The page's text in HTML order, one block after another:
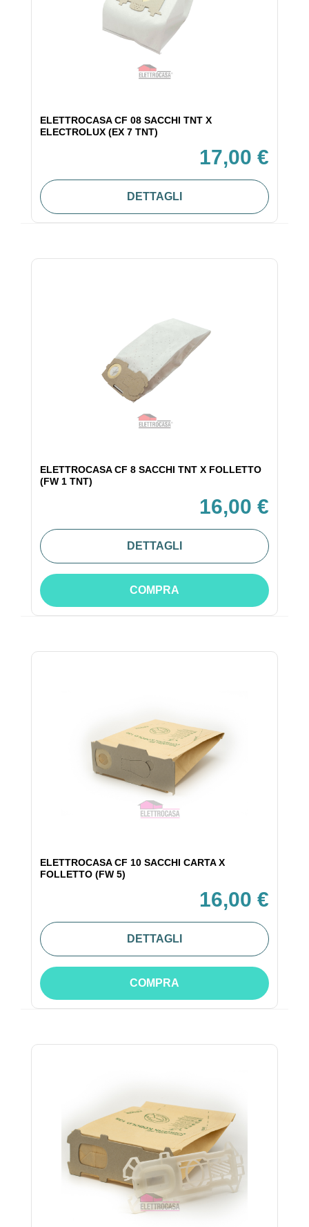
ELETTROCASA CF 08 SACCHI TNT X
ELECTROLUX (EX 7 TNT)
17,00 €
DETTAGLI
ELETTROCASA CF 8 SACCHI TNT X FOLLETTO
(FW 1 TNT)
16,00 €
DETTAGLI
COMPRA
ELETTROCASA CF 10 SACCHI CARTA X
FOLLETTO (FW 5)
16,00 €
DETTAGLI
COMPRA